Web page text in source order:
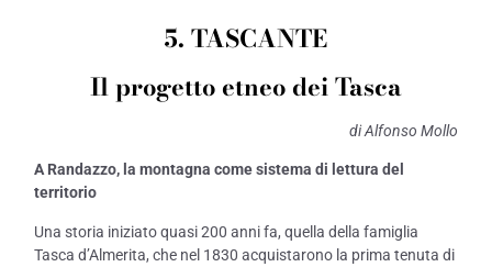
5. TASCANTE
Il progetto etneo dei Tasca
di Alfonso Mollo
A Randazzo, la montagna come sistema di lettura del
territorio
Una storia iniziato quasi 200 anni fa, quella della famiglia
Tasca d’Almerita, che nel 1830 acquistarono la prima tenuta di